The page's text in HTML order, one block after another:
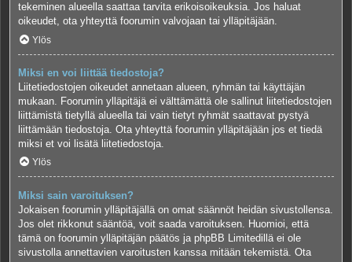
tekeminen alueella saattaa tarvita erikoisoikeuksia. Jos haluat
oikeudet, ota yhteyttä foorumin valvojaan tai ylläpitäjään.
Ylös
Miksi en voi liittää tiedostoja?
Liitetiedostojen oikeudet annetaan alueen, ryhmän tai käyttäjän
mukaan. Foorumin ylläpitäjä ei välttämättä ole sallinut liitetiedostojen
liittämistä tietyllä alueella tai vain tietyt ryhmät saattavat pystyä
liittämään tiedostoja. Ota yhteyttä foorumin ylläpitäjään jos et tiedä
miksi et voi lisätä liitetiedostoja.
Ylös
Miksi sain varoituksen?
Jokaisen foorumin ylläpitäjällä on omat säännöt heidän sivustollensa.
Jos olet rikkonut sääntöä, voit saada varoituksen. Huomioi, että
tämä on foorumin ylläpitäjän päätös ja phpBB Limitedillä ei ole
sivustolla annettavien varoitusten kanssa mitään tekemistä. Ota